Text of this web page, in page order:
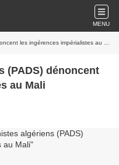
MENU
les ingérences impérialistes au Mali
(PADS) dénoncent
au Mali